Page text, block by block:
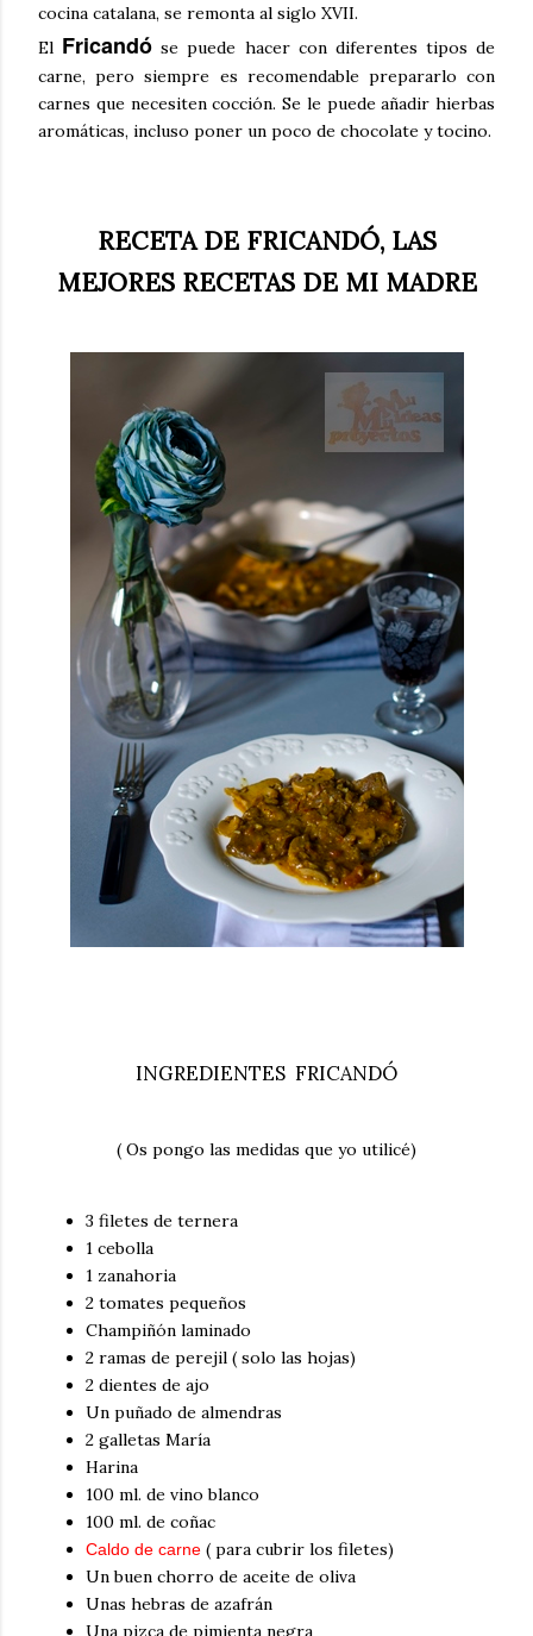
cocina catalana, se remonta al siglo XVII.
El Fricandó se puede hacer con diferentes tipos de
carne, pero siempre es recomendable prepararlo con
carnes que necesiten cocción. Se le puede añadir hierbas
aromáticas, incluso poner un poco de chocolate y tocino.
RECETA DE FRICANDÓ, LAS
MEJORES RECETAS DE MI MADRE
INGREDIENTES FRICANDÓ
( Os pongo las medidas que yo utilicé)
3 filetes de ternera
1 cebolla
1 zanahoria
2 tomates pequeños
Champiñón laminado
2 ramas de perejil ( solo las hojas)
2 dientes de ajo
Un puñado de almendras
2 galletas María
Harina
100 ml. de vino blanco
100 ml. de coñac
Caldo de carne ( para cubrir los filetes)
Un buen chorro de aceite de oliva
Unas hebras de azafrán
Una pizca de pimienta negra